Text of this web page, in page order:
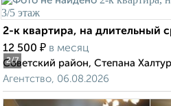
2/7
2-к квартира, на длительный
12 500 ₽ в месяц
Советский район, Степана
Агентство, 06.08.2026